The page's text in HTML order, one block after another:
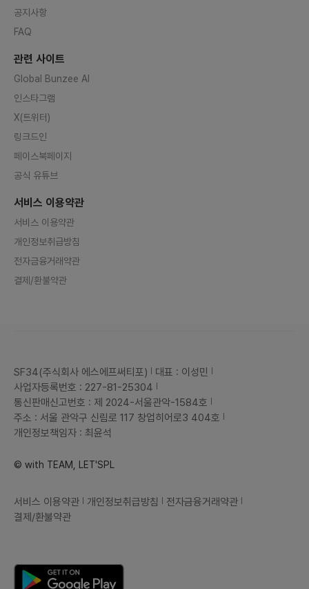
공지사항
FAQ
관련 사이트
Global Bunzee AI
인스타그램
X(트위터)
링크드인
페이스북페이지
공식 유튜브
서비스 이용약관
서비스 이용약관
개인정보취급방침
전자금융거래약관
결제/환불약관
SF34(주식회사 에스에프써티포)
대표 : 이성민
사업자등록번호 : 227-81-25304
통신판매신고번호 : 제 2024-서울관악-1584호
주소 : 서울 관악구 신림로 117 창업히어로3 404호
개인정보책임자 : 최윤석
© with TEAM, LET'SPL
서비스 이용약관 개인정보취급방침
전자금융거래약관
결제/환불약관